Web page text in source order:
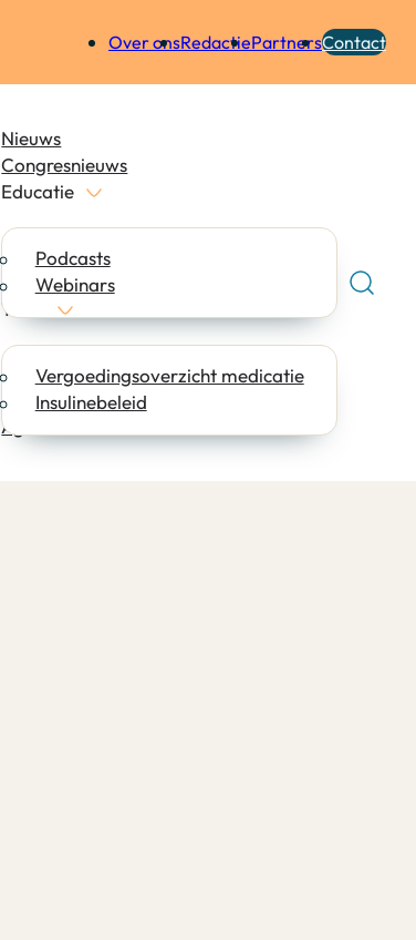
Over onsRedactiePartnersContact
Nieuws
Congresnieuws
Educatie
Podcasts
Webinars
Tools
Vergoedingsoverzicht medicatie
Insulinebeleid
Agenda